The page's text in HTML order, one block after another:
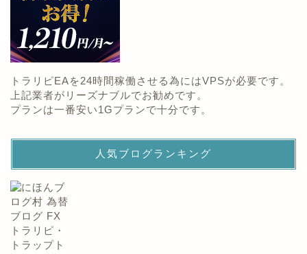
トラリピEAを24時間稼働させる為にはVPSが必要です。
上記業者がリーズナブルでお勧めです。
プランは一番安い1Gプランで十分です。
人気ブログランキング